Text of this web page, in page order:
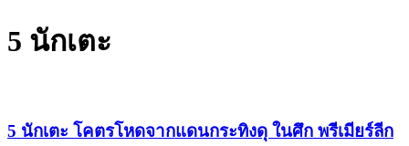
5 นักเตะ
5 นักเตะ โคตรโหดจากแดนกระทิงดุ ในศึก พรีเมียร์ลีก